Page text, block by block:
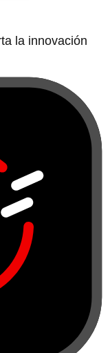
la innovación